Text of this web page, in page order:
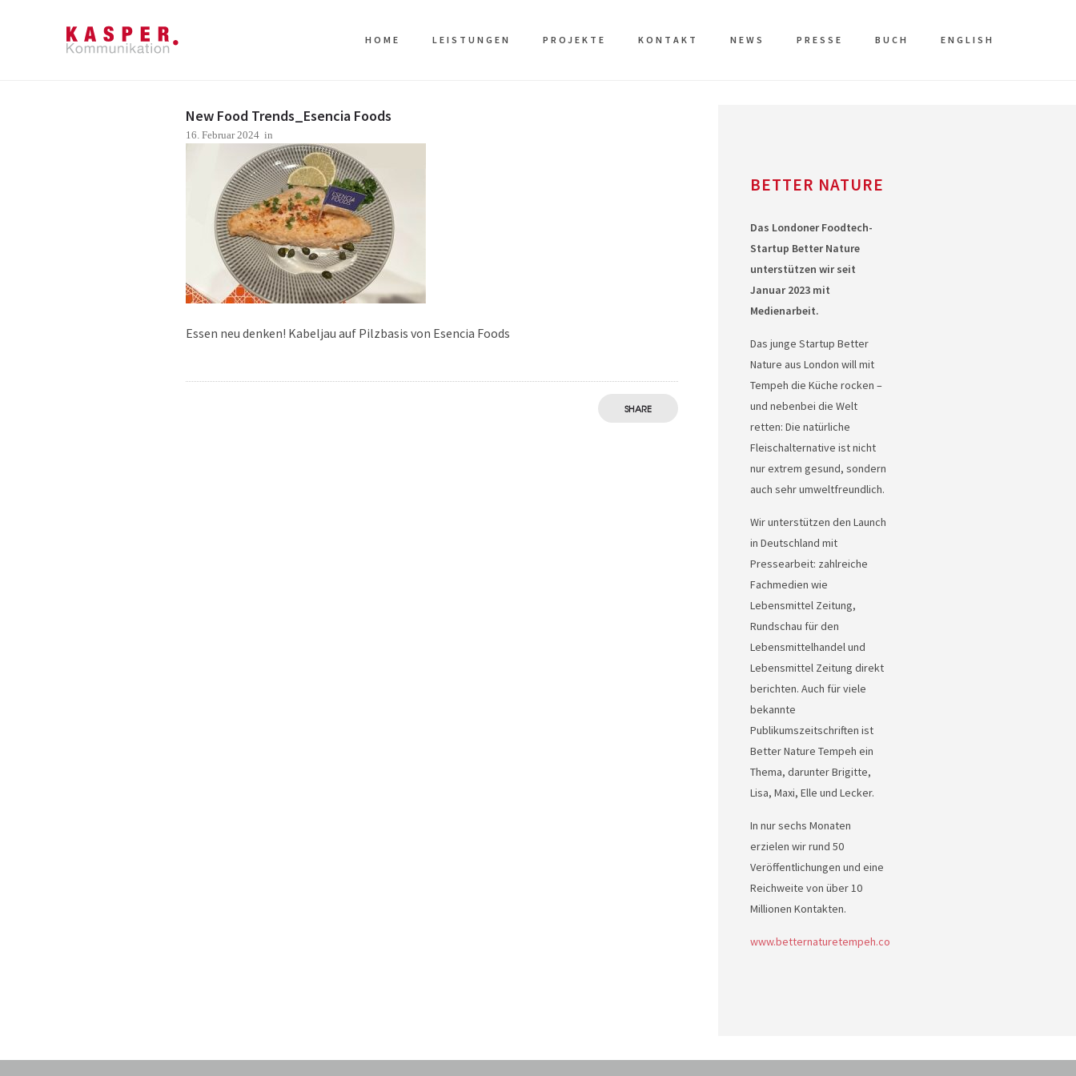
HOME LEISTUNGEN PROJEKTE KONTAKT NEWS PRESSE BUCH ENGLISH
New Food Trends_Esencia Foods
16. Februar 2024 in
Essen neu denken! Kabeljau auf Pilzbasis von Esencia Foods
SHARE
BETTER NATURE
Das Londoner Foodtech-
Startup Better Nature
unterstützen wir seit
Januar 2023 mit
Medienarbeit.
Das junge Startup Better
Nature aus London will mit
Tempeh die Küche rocken –
und nebenbei die Welt
retten: Die natürliche
Fleischalternative ist nicht
nur extrem gesund, sondern
auch sehr umweltfreundlich.
Wir unterstützen den Launch
in Deutschland mit
Pressearbeit: zahlreiche
Fachmedien wie
Lebensmittel Zeitung,
Rundschau für den
Lebensmittelhandel und
Lebensmittel Zeitung direkt
berichten. Auch für viele
bekannte
Publikumszeitschriften ist
Better Nature Tempeh ein
Thema, darunter Brigitte,
Lisa, Maxi, Elle und Lecker.
In nur sechs Monaten
erzielen wir rund 50
Veröffentlichungen und eine
Reichweite von über 10
Millionen Kontakten.
www.betternaturetempeh.co